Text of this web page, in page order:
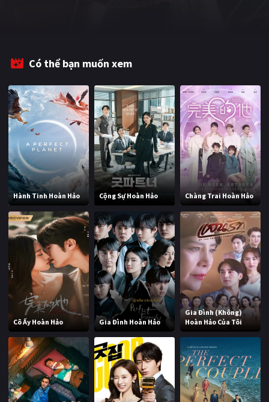
Có thể bạn muốn xem
Hành Tinh Hoàn Hảo Cộng Sự Hoàn Hảo Chàng Trai Hoàn Hảo
Cô Ấy Hoàn Hảo Gia Đình Hoàn Hảo
Gia Đình (Không)
Hoàn Hảo Của Tôi